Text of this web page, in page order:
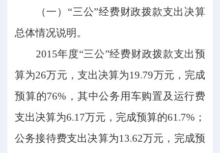
（一） “三公”经费财政拨款支出决算
总体情况说明。
2015年度“三公”经费财政拨款支出预
算为26万元，支出决算为19.79万元，完成
预算的76%，其中公务用车购置及运行费
支出决算为6.17万元，完成预算的61.7%；
公务接待费支出决算为13.62万元，完成预